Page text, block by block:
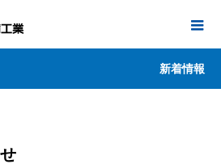
新着情報